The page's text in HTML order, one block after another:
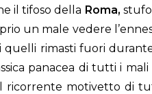
il tifoso della Roma,
un male vedere
rimasti fuori
panacea di tutti i
motivetto di